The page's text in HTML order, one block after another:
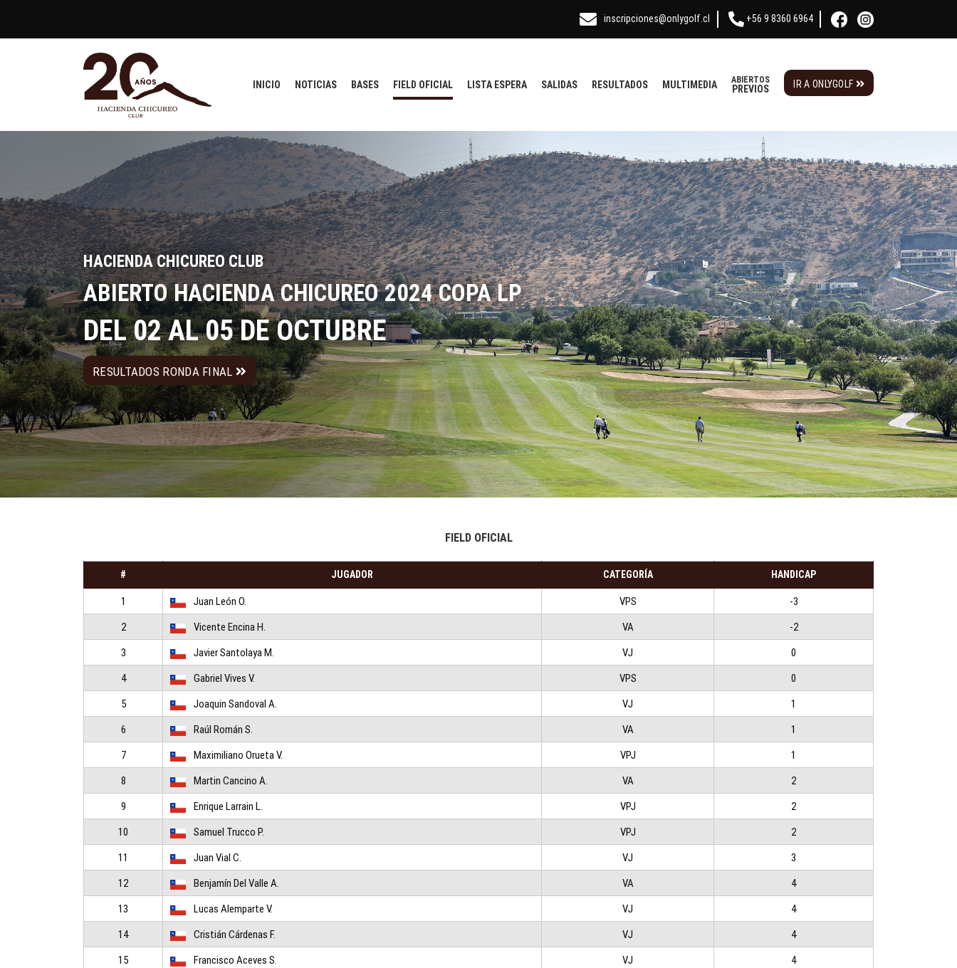
inscripciones@onlygolf.cl +56 9 8360 6964
INICIO NOTICIAS BASES FIELD OFICIAL LISTA ESPERA SALIDAS RESULTADOS MULTIMEDIA ABIERTOS
PREVIOS IR A ONLYGOLF
HACIENDA CHICUREO CLUB
ABIERTO HACIENDA CHICUREO 2024 COPA LP
DEL 02 AL 05 DE OCTUBRE
RESULTADOS RONDA FINAL
FIELD OFICIAL
# JUGADOR CATEGORÍA HANDICAP
1 Juan León O. VPS
-3
2
Vicente Encina H. VA
-2
3
Javier Santolaya M. VJ
0
4
Gabriel Vives V. VPS
0
5
Joaquin Sandoval A. VJ
1
6
Raúl Román S. VA
1
7
Maximiliano Orueta V. VPJ
1
8
Martin Cancino A. VA
2
9
Enrique Larrain L. VPJ
2
10
Samuel Trucco P. VPJ
2
11
Juan Vial C. VJ
3
12
Benjamín Del Valle A. VA
4
13
Lucas Alemparte V. VJ
4
14
Cristián Cárdenas F. VJ
4
15
Francisco Aceves S. VJ
4